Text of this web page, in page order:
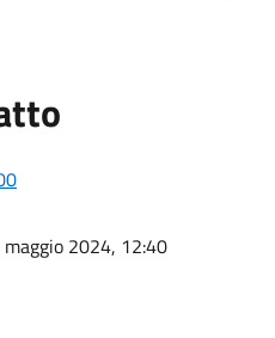
maggio 2024, 12:40